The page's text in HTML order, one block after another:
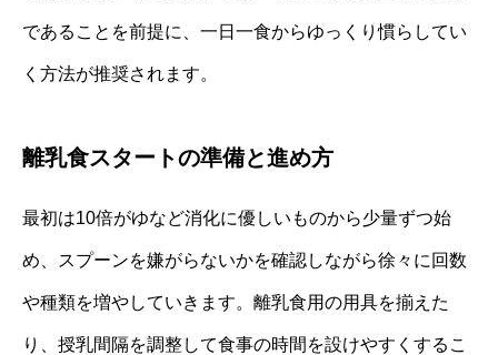
であることを前提に、一日一食からゆっくり慣らしてい
く方法が推奨されます。
離乳食スタートの準備と進め方
最初は10倍がゆなど消化に優しいものから少量ずつ始
め、スプーンを嫌がらないかを確認しながら徐々に回数
や種類を増やしていきます。離乳食用の用具を揃えた
り、授乳間隔を調整して食事の時間を設けやすくするこ